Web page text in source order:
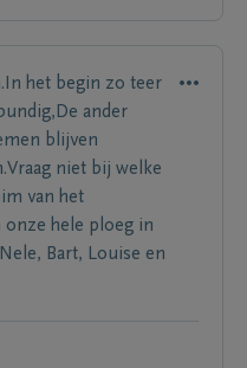
het begin zo teer
ander
blijven
niet bij welke
van het
onze hele ploeg in
Bart, Louise en